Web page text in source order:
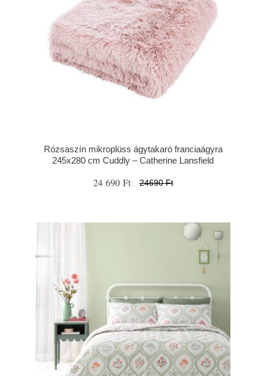
Rózsaszín mikroplüss ágytakaró franciaágyra
245x280 cm Cuddly – Catherine Lansfield
24 690 Ft 24690 Ft